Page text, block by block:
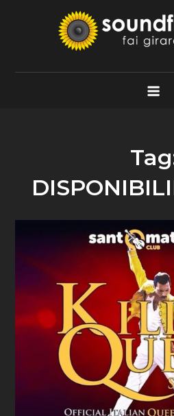
Soundflower.it
Fai Girare Musica